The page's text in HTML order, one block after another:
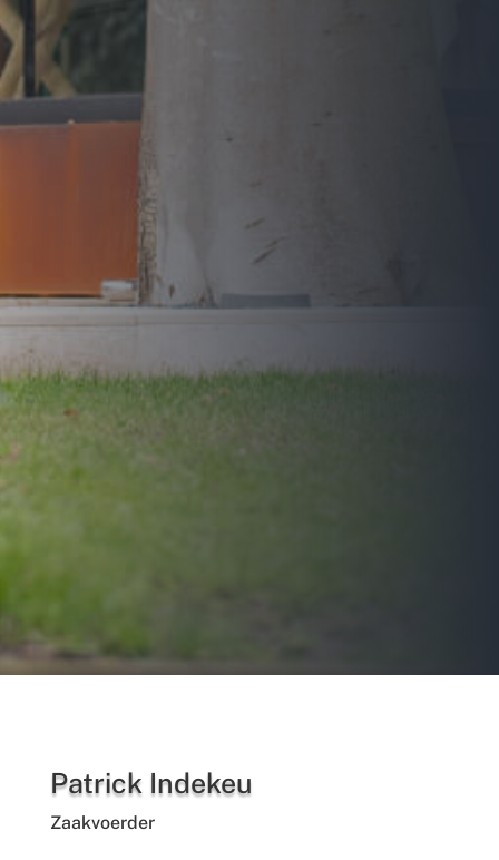
Patrick Indekeu
Zaakvoerder